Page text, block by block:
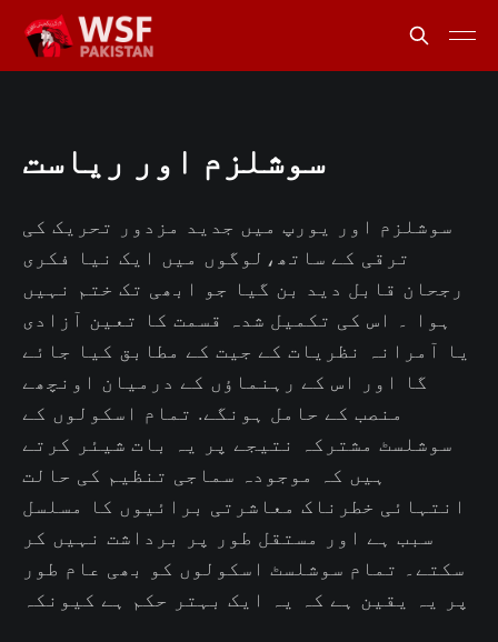
سوشلزم اور ریاست
سوشلزم اور یورپ میں جدید مزدور تحریک کی
ترقی کے ساتھ،لوگوں میں ایک نیا فکری
رجحان قابل دید بن گیا جو ابھی تک ختم نہیں
ہوا ۔ اس کی تکمیل شدہ قسمت کا تعین آزادی
یا آمرانہ نظریات کے جیت کے مطابق کیا جائے
گا اور اس کے رہنماؤں کے درمیان اونچھے
منصب کے حامل ہونگے. تمام اسکولوں کے
سوشلسٹ مشترکہ نتیجے پر یہ بات شیئر کرتے
ہیں کہ موجودہ سماجی تنظیم کی حالت
انتہائی خطرناک معاشرتی برائیوں کا مسلسل
سبب ہے اور مستقل طور پر برداشت نہیں کر
سکتے۔ تمام سوشلسٹ اسکولوں کو بھی عام طور
پر یہ یقین ہے کہ یہ ایک بہتر حکم ہے کیونکہ